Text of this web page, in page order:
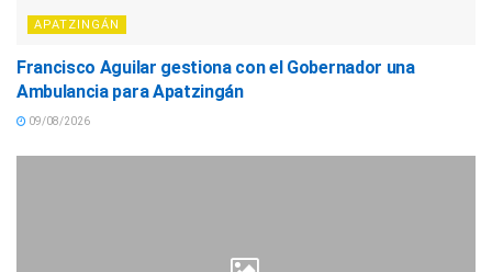
APATZINGÁN
Francisco Aguilar gestiona con el Gobernador una
Ambulancia para Apatzingán
09/08/2026